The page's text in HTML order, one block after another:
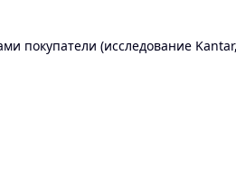
покупатели (исследование